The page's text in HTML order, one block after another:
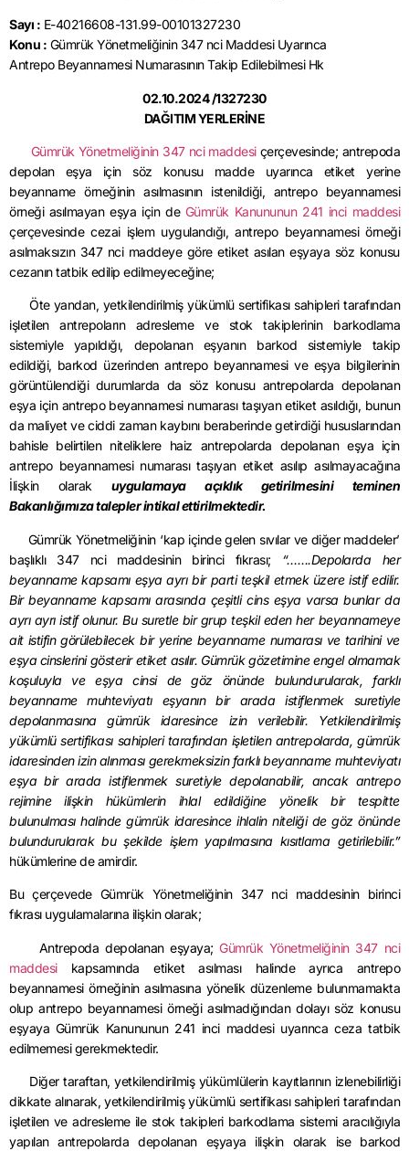
Sayı : E-40216608-131.99-00101327230
Konu : Gümrük Yönetmeliğinin 347 nci Maddesi Uyarınca
Antrepo Beyannamesi Numarasının Takip Edilebilmesi Hk
02.10.2024 /1327230
DAĞITIM YERLERİNE
Gümrük Yönetmeliğinin 347 nci maddesi çerçevesinde; antrepoda
depolan eşya için söz konusu madde uyarınca etiket yerine
beyanname örneğinin asılmasının istenildiği, antrepo beyannamesi
örneği asılmayan eşya için de Gümrük Kanununun 241 inci maddesi
çerçevesinde cezai işlem uygulandığı, antrepo beyannamesi örneği
asılmaksızın 347 nci maddeye göre etiket asılan eşyaya söz konusu
cezanın tatbik edilip edilmeyeceğine;
Öte yandan, yetkilendirilmiş yükümlü sertifikası sahipleri tarafından
işletilen antrepoların adresleme ve stok takiplerinin barkodlama
sistemiyle yapıldığı, depolanan eşyanın barkod sistemiyle takip
edildiği, barkod üzerinden antrepo beyannamesi ve eşya bilgilerinin
görüntülendiği durumlarda da söz konusu antrepolarda depolanan
eşya için antrepo beyannamesi numarası taşıyan etiket asıldığı, bunun
da maliyet ve ciddi zaman kaybını beraberinde getirdiği hususlarından
bahisle belirtilen niteliklere haiz antrepolarda depolanan eşya için
antrepo beyannamesi numarası taşıyan etiket asılıp asılmayacağına
İlişkin olarak uygulamaya açıklık getirilmesini teminen
Bakanlığımıza talepler intikal ettirilmektedir.
Gümrük Yönetmeliğinin ‘kap içinde gelen sıvılar ve diğer maddeler’
başlıklı 347 nci maddesinin birinci fıkrası; “…….Depolarda her
beyanname kapsamı eşya ayrı bir parti teşkil etmek üzere istif edilir.
Bir beyanname kapsamı arasında çeşitli cins eşya varsa bunlar da
ayrı ayrı istif olunur. Bu suretle bir grup teşkil eden her beyannameye
ait istifin görülebilecek bir yerine beyanname numarası ve tarihini ve
eşya cinslerini gösterir etiket asılır. Gümrük gözetimine engel olmamak
koşuluyla ve eşya cinsi de göz önünde bulundurularak, farklı
beyanname muhteviyatı eşyanın bir arada istiflenmek suretiyle
depolanmasına gümrük idaresince izin verilebilir. Yetkilendirilmiş
yükümlü sertifikası sahipleri tarafından işletilen antrepolarda, gümrük
idaresinden izin alınması gerekmeksizin farklı beyanname muhteviyatı
eşya bir arada istiflenmek suretiyle depolanabilir, ancak antrepo
rejimine ilişkin hükümlerin ihlal edildiğine yönelik bir tespitte
bulunulması halinde gümrük idaresince ihlalin niteliği de göz önünde
bulundurularak bu şekilde işlem yapılmasına kısıtlama getirilebilir.”
hükümlerine de amirdir.
Bu çerçevede Gümrük Yönetmeliğinin 347 nci maddesinin birinci
fıkrası uygulamalarına ilişkin olarak;
Antrepoda depolanan eşyaya;Gümrük Yönetmeliğinin 347 nci
maddesikapsamında etiket asılması halinde ayrıca antrepo
beyannamesi örneğinin asılmasına yönelik düzenleme bulunmamakta
olup antrepo beyannamesi örneği asılmadığından dolayı söz konusu
eşyaya Gümrük Kanununun 241 inci maddesi uyarınca ceza tatbik
edilmemesi gerekmektedir.
Diğer taraftan, yetkilendirilmiş yükümlülerin kayıtlarının izlenebilirliği
dikkate alınarak, yetkilendirilmiş yükümlü sertifikası sahipleri tarafından
işletilen ve adresleme ile stok takipleri barkodlama sistemi aracılığıyla
yapılan antrepolarda depolanan eşyaya ilişkin olarak ise barkod